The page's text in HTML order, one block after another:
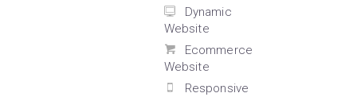
Dynamic
Website
Ecommerce
Website
Responsive